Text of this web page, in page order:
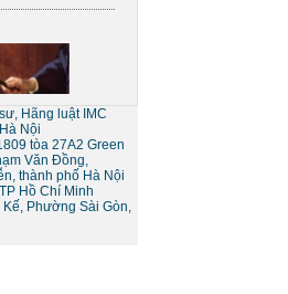
giữa tố tụng
tụng bằng trọng
Hãng luật IMC
Nội
tòa 27A2 Green
Văn Đồng,
thành phố Hà Nội
Hồ Chí Minh
Phường Sài Gòn,